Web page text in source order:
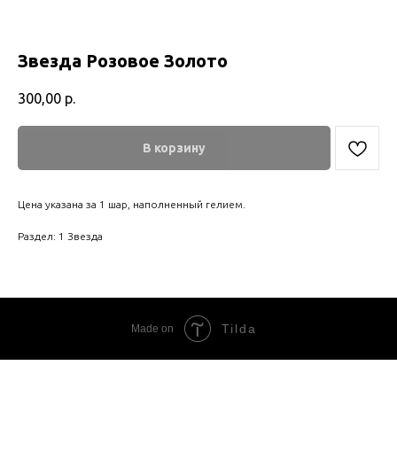
Звезда Розовое Золото
300,00 р.
В корзину
Цена указана за 1 шар, наполненный гелием.
Раздел: 1 Звезда
Made on Tilda